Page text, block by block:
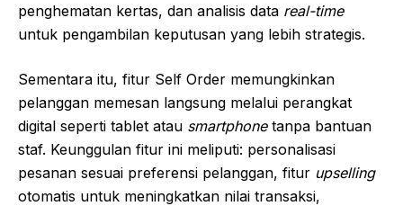
penghematan kertas, dan analisis data real-time
untuk pengambilan keputusan yang lebih strategis.
Sementara itu, fitur Self Order memungkinkan
pelanggan memesan langsung melalui perangkat
digital seperti tablet atau smartphonetanpa bantuan
staf. Keunggulan fitur ini meliputi: personalisasi
pesanan sesuai preferensi pelanggan, fitur upselling
otomatis untuk meningkatkan nilai transaksi,